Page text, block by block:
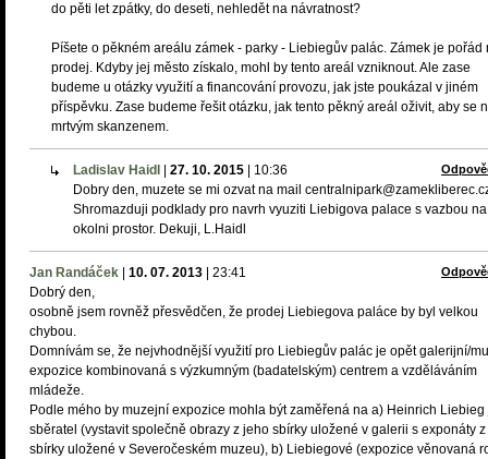
do pěti let zpátky, do deseti, nehledět na návratnost?
Píšete o pěkném areálu zámek - parky - Liebiegův palác. Zámek je pořád
prodej. Kdyby jej město získalo, mohl by tento areál vzniknout. Ale zase
budeme u otázky využití a financování provozu, jak jste poukázal v jiném
příspěvku. Zase budeme řešit otázku, jak tento pěkný areál oživit, aby se
mrtvým skanzenem.
Ladislav Haidl 27. 10. 2015 10:36
Dobry den, muzete se mi ozvat na mail
Shromazduji podklady pro navrh vyuziti Liebigova palace s vazbou na
okolni prostor. Dekuji, L.Haidl
Jan Randáček 10. 07. 2013 23:41
Dobrý den,
osobně jsem rovněž přesvědčen, že prodej Liebiegova paláce by byl velkou
chybou.
Domnívám se, že nejvhodnější využití pro Liebiegův palác je opět galerijní/
expozice kombinovaná s výzkumným (badatelským) centrem a vzděláváním
mládeže.
Podle mého by muzejní expozice mohla být zaměřená na a) Heinrich Liebieg
sběratel (vystavit společně obrazy z jeho sbírky uložené v galerii s exponáty
sbírky uložené v Severočeském muzeu), b) Liebiegové (expozice věnovaná